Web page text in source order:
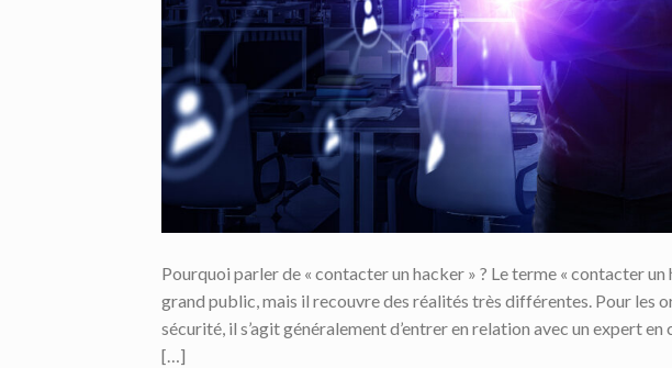
Pourquoi parler de « contacter un hacker » ? Le terme « contacter
grand public, mais il recouvre des réalités très différentes. Pour les
sécurité, il s’agit généralement d’entrer en relation avec un expert
[…]